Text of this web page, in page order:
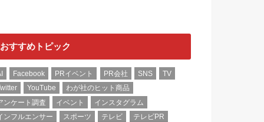
おすすめトピック
Facebook PRイベント PR会社 SNS
TV
YouTube
わが社のヒット商品
ンケート調査
イベント
インスタグラム
ンフルエンサー
スポーツ テレビ
テレビPR